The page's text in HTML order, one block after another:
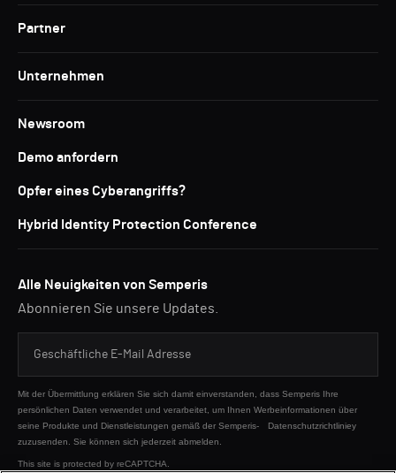
Partner
Unternehmen
Newsroom
Demo anfordern
Opfer eines Cyberangriffs?
Hybrid Identity Protection Conference
Alle Neuigkeiten von Semperis
Abonnieren Sie unsere Updates.
Mit der Übermittlung erklären Sie sich damit einverstanden, dass Semperis Ihre
persönlichen Daten verwendet und verarbeitet, um Ihnen Werbeinformationen über
seine Produkte und Dienstleistungen gemäß der Semperis-
Datenschutzrichtliniey
zuzusenden. Sie können sich jederzeit abmelden.
This site is protected by reCAPTCHA.